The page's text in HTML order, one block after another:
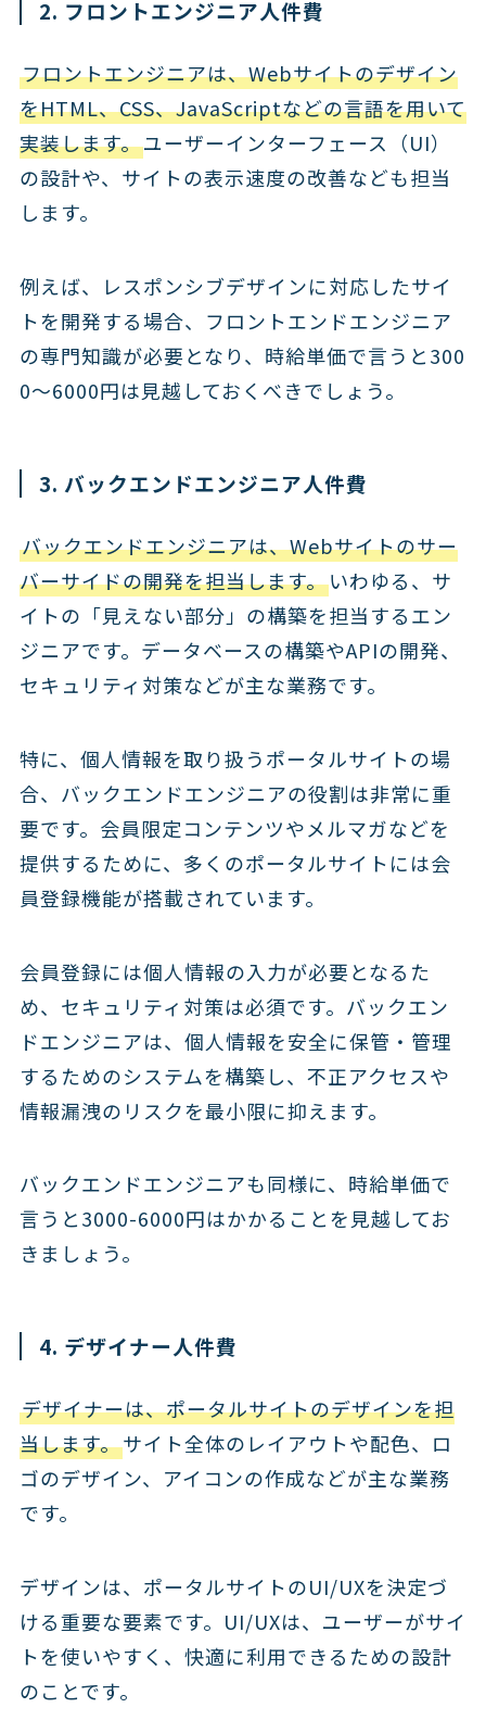
2. フロントエンジニア人件費
フロントエンジニアは、Webサイトのデザイン
をHTML、CSS、JavaScriptなどの言語を用いて
実装します。ユーザーインターフェース（UI）
の設計や、サイトの表示速度の改善なども担当
します。
例えば、レスポンシブデザインに対応したサイ
トを開発する場合、フロントエンドエンジニア
の専門知識が必要となり、時給単価で言うと300
0〜6000円は見越しておくべきでしょう。
3. バックエンドエンジニア人件費
バックエンドエンジニアは、Webサイトのサー
バーサイドの開発を担当します。いわゆる、サ
イトの「見えない部分」の構築を担当するエン
ジニアです。データベースの構築やAPIの開発、
セキュリティ対策などが主な業務です。
特に、個人情報を取り扱うポータルサイトの場
合、バックエンドエンジニアの役割は非常に重
要です。会員限定コンテンツやメルマガなどを
提供するために、多くのポータルサイトには会
員登録機能が搭載されています。
会員登録には個人情報の入力が必要となるた
め、セキュリティ対策は必須です。バックエン
ドエンジニアは、個人情報を安全に保管・管理
するためのシステムを構築し、不正アクセスや
情報漏洩のリスクを最小限に抑えます。
バックエンドエンジニアも同様に、時給単価で
言うと3000-6000円はかかることを見越してお
きましょう。
4. デザイナー人件費
デザイナーは、ポータルサイトのデザインを担
当します。サイト全体のレイアウトや配色、ロ
ゴのデザイン、アイコンの作成などが主な業務
です。
デザインは、ポータルサイトのUI/UXを決定づ
ける重要な要素です。UI/UXは、ユーザーがサイ
トを使いやすく、快適に利用できるための設計
のことです。